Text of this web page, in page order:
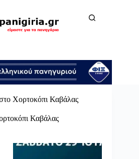
Χορτοκόπι Καβάλας
Καβάλας